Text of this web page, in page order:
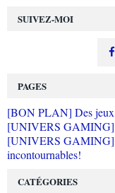
SUIVEZ-MOI
PAGES
[BON PLAN] Des jeux
[UNIVERS
[UNIVERS GAMING]
incontournables!
CATÉGORIES